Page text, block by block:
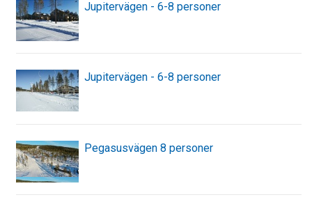
Jupitervägen - 6-8 personer
Jupitervägen - 6-8 personer
Pegasusvägen 8 personer